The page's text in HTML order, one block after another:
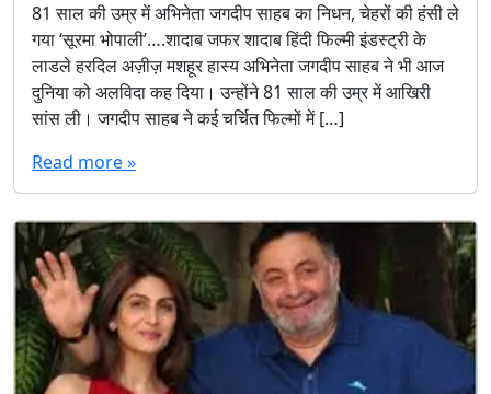
81 साल की उम्र में अभ‍िनेता जगदीप साहब का न‍िधन, चेहरों की हंसी ले
गया ‘सूरमा भोपाली’….शादाब जफर शादाब हिंदी फिल्मी इंडस्ट्री के
लाडले हरदिल अज़ीज़ मशहूर हास्य अभिनेता जगदीप साहब ने भी आज
दुनिया को अलविदा कह दिया। उन्होंने 81 साल की उम्र में आखिरी
सांस ली। जगदीप साहब ने कई चर्चित फिल्मों में […]
Read more »